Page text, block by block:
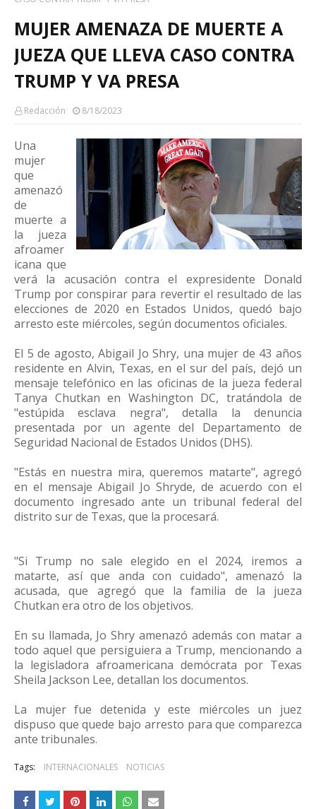
MUJER AMENAZA DE MUERTE A
JUEZA QUE LLEVA CASO CONTRA
TRUMP Y VA PRESA
Redacción 8/18/2023
Una
mujer
que
amenazó
de
muerte a
la jueza
afroamer
icana que
verá la acusación contra el expresidente Donald
Trump por conspirar para revertir el resultado de las
elecciones de 2020 en Estados Unidos, quedó bajo
arresto este miércoles, según documentos oficiales.
El 5 de agosto, Abigail Jo Shry, una mujer de 43 años
residente en Alvin, Texas, en el sur del país, dejó un
mensaje telefónico en las oficinas de la jueza federal
Tanya Chutkan en Washington DC, tratándola de
"estúpida esclava negra", detalla la denuncia
presentada por un agente del Departamento de
Seguridad Nacional de Estados Unidos (DHS).
"Estás en nuestra mira, queremos matarte", agregó
en el mensaje Abigail Jo Shryde, de acuerdo con el
documento ingresado ante un tribunal federal del
distrito sur de Texas, que la procesará.
"Si Trump no sale elegido en el 2024, iremos a
matarte, así que anda con cuidado", amenazó la
acusada, que agregó que la familia de la jueza
Chutkan era otro de los objetivos.
En su llamada, Jo Shry amenazó además con matar a
todo aquel que persiguiera a Trump, mencionando a
la legisladora afroamericana demócrata por Texas
Sheila Jackson Lee, detallan los documentos.
La mujer fue detenida y este miércoles un juez
dispuso que quede bajo arresto para que comparezca
ante tribunales.
Tags: INTERNACIONALES NOTICIAS